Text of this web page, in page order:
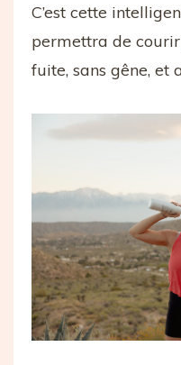
C’est cette
permettra de
fuite, sans gêne, et